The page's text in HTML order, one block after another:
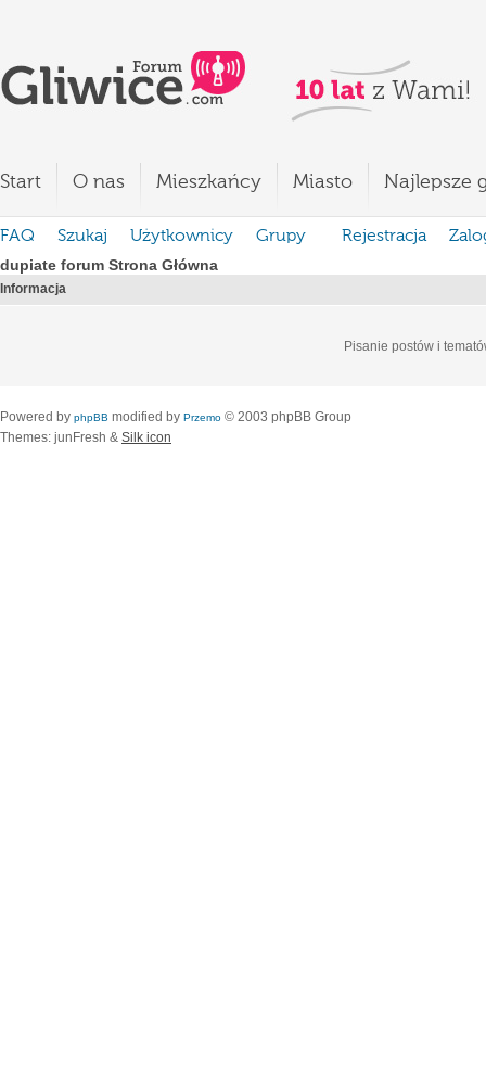
Start O nas Mieszkańcy Miasto Najlepsze
FAQ Szukaj Użytkownicy Grupy Rejestracja
dupiate forum Strona Główna
Informacja
Pisanie postów i
Powered by phpBB modified by Przemo © 2003 phpBB Group
Themes: junFresh & Silk icon